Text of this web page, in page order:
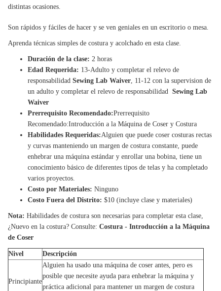
distintas ocasiones.
Son rápidos y fáciles de hacer y se ven geniales en un escritorio o mesa.
Aprenda técnicas simples de costura y acolchado en esta clase.
Duración de la clase:2 horas
Edad Requerida: 13-Adulto y completar el relevo de
responsabilidadSewing Lab Waiver, 11-12 con la supervision de
un adulto y completar el relevo de responsabilidadSewing Lab
Waiver
Prerrequisito Recomendado:Prerrequisito
Recomendado:Introducción a la Máquina de Coser y Costura
Habilidades Requeridas:Alguien que puede coser costuras rectas
y curvas manteniendo un margen de costura constante, puede
enhebrar una máquina estándar y enrollar una bobina, tiene un
conocimiento básico de diferentes tipos de telas y ha completado
varios proyectos.
Costo por Materiales:Ninguno
Costo Fuera del Distrito:$10 (incluye clase y materiales)
Nota: Habilidades de costura son necesarias para completar esta clase,
¿Nuevo en la costura? Consulte:Costura - Introducción a la Máquina
de Coser
Nivel Descripción
Principiante
Alguien ha usado una máquina de coser antes, pero es
posible que necesite ayuda para enhebrar la máquina y
práctica adicional para mantener un margen de costura